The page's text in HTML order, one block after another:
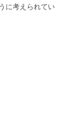
に考えられてい